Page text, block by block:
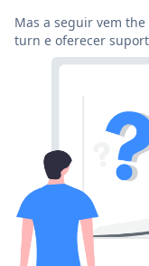
Mas a seguir vem
turn e oferecer